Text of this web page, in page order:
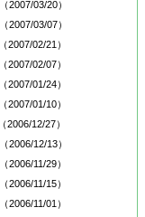
（2007/03/20）
（2007/03/07）
（2007/02/21）
（2007/02/07）
（2007/01/24）
（2007/01/10）
（2006/12/27）
（2006/12/13）
（2006/11/29）
（2006/11/15）
（2006/11/01）